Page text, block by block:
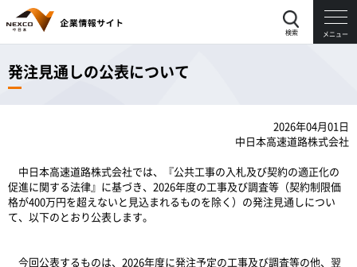
検索 メニュー
発注見通しの公表について
2026年04月01日
中日本高速道路株式会社
中日本高速道路株式会社では、『公共工事の入札及び契約の適正化の
促進に関する法律』に基づき、2026年度の工事及び調査等（契約制限価
格が400万円を超えないと見込まれるものを除く）の発注見通しについ
て、以下のとおり公表します。
今回公表するものは、2026年度に発注予定の工事及び調査等の他、翌